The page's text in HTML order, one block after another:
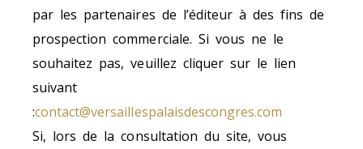
par les partenaires de l’éditeur à des fins de
prospection commerciale. Si vous ne le
souhaitez pas, veuillez cliquer sur le lien
suivant
:contact@versaillespalaisdescongres.com
Si, lors de la consultation du site, vous